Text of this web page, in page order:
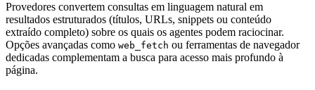
Provedores convertem consultas em linguagem natural em
resultados estruturados (títulos, URLs, snippets ou conteúdo
extraído completo) sobre os quais os agentes podem raciocinar.
Opções avançadas como web_fetch ou ferramentas de navegador
dedicadas complementam a busca para acesso mais profundo à
página.